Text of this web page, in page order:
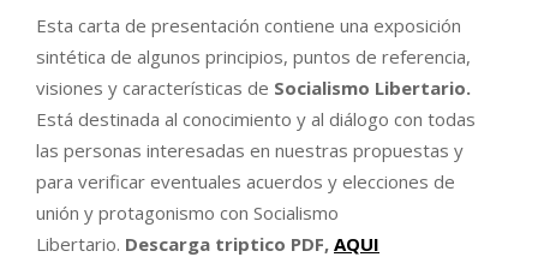
Esta carta de presentación contiene una exposición
sintética de algunos principios, puntos de referencia,
visiones y características de Socialismo Libertario.
Está destinada al conocimiento y al diálogo con todas
las personas interesadas en nuestras propuestas y
para verificar eventuales acuerdos y elecciones de
unión y protagonismo con Socialismo
Libertario. Descarga triptico PDF, AQUI